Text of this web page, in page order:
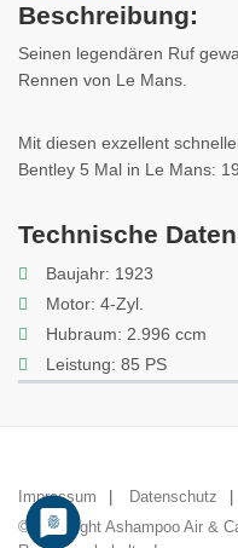
Beschreibung:
Seinen legendären Ruf
Rennen von Le Mans.
Mit diesen exzellent
Bentley 5 Mal in Le Mans:
Technische
Baujahr: 1923
Motor: 4-Zyl.
Hubraum: 2.996 ccm
Leistung: 85 PS
Impressum Datenschutz
© Copyright Ashampoo Air &